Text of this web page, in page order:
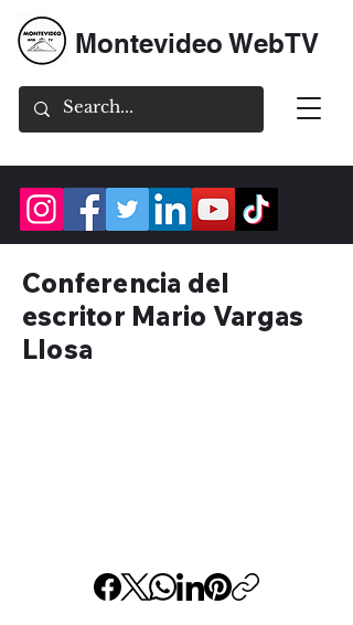
Montevideo WebTV
Conferencia del
escritor Mario Vargas
Llosa